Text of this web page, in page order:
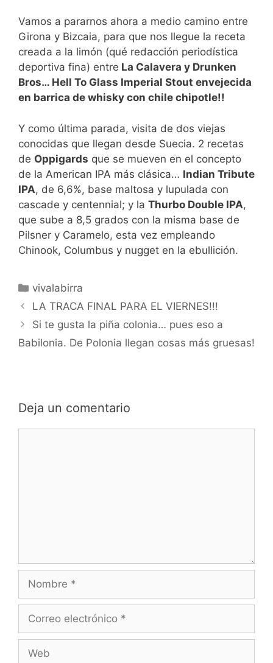
Vamos a pararnos ahora a medio camino entre
Girona y Bizcaia, para que nos llegue la receta
creada a la limón (qué redacción periodística
deportiva fina) entre La Calavera y Drunken
Bros… Hell To Glass Imperial Stout envejecida
en barrica de whisky con chile chipotle!!
Y como última parada, visita de dos viejas
conocidas que llegan desde Suecia. 2 recetas
de Oppigards que se mueven en el concepto
de la American IPA más clásica… Indian Tribute
IPA, de 6,6%, base maltosa y lupulada con
cascade y centennial; y la Thurbo Double IPA,
que sube a 8,5 grados con la misma base de
Pilsner y Caramelo, esta vez empleando
Chinook, Columbus y nugget en la ebullición.
Categorías
vivalabirra
LA TRACA FINAL PARA EL VIERNES!!!
Si te gusta la piña colonia… pues eso a
Babilonia. De Polonia llegan cosas más gruesas!
Deja un comentario
electrónico